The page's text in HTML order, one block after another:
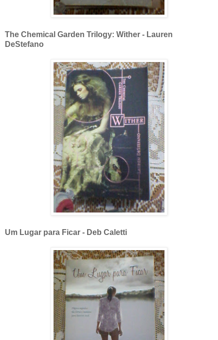
The Chemical Garden Trilogy: Wither - Lauren
DeStefano
Um Lugar para Ficar - Deb Caletti